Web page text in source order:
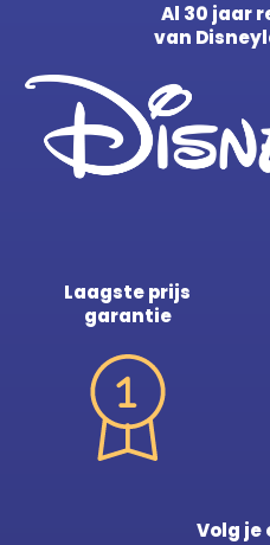
Al 30 jaar
van
Laagste prijs
garantie
Volg je